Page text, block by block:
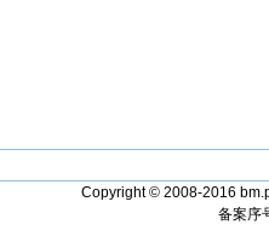
Copyright © 2008-2016
备案序